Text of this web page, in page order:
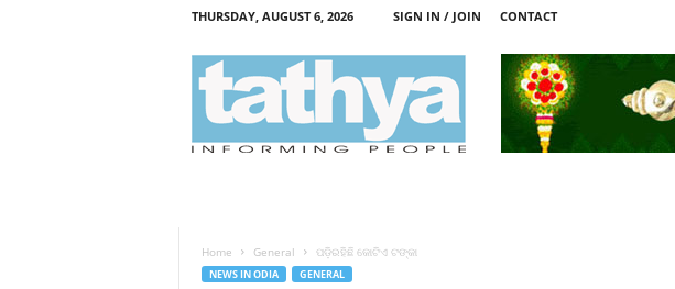
THURSDAY, AUGUST 6, 2026 SIGN IN / JOIN CONTACT
Home General ପଡ଼ିରହିଛି କୋଟିଏ ଟଙ୍କା
NEWS IN ODIA GENERAL